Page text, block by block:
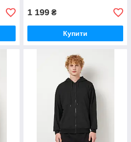
1 199 ₴
Купити